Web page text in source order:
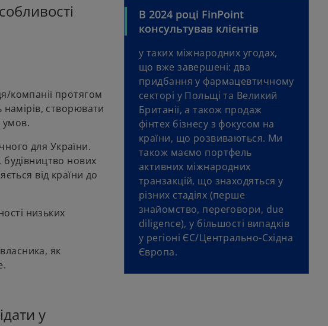
компанії протягом
створювати
умов.
для України.
нових
від країни до
низьких
як
В 2024 році FinPoint
консультував клієнтів
у таких міжнародних угодах,
що вже завершені: два
придбання у фармацевтичному
секторі у Польщі та Великий
Британії, а також продаж
фінтех бізнесу з фокусом на
країни, що розвиваються. Ми
також маємо портфель
активних міжнародних
транзакцій, що знаходяться у
різних стадіях (перше
знайомство, переговори, due
diligence), у більшості випадків
у регіоні ЄC/Центрально-Східна
Європа.
у